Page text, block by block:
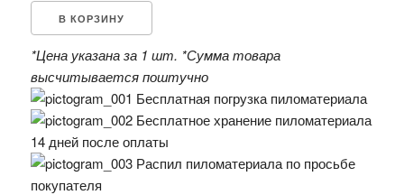
В КОРЗИНУ
*Цена указана за 1 шт. *Сумма товара
высчитывается поштучно
Бесплатная погрузка пиломатериала
Бесплатное хранение пиломатериала
14 дней после оплаты
Распил пиломатериала по просьбе
покупателя